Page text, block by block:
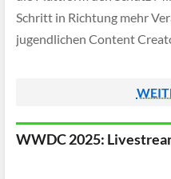
Schritt in Richtung mehr
jugendlichen Content
WWDC 2025: